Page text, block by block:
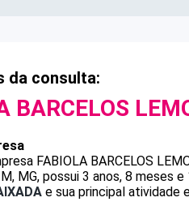
da consulta:
BARCELOS
FABIOLA BARCELOS
MG, possui 3 anos, 8 meses
e sua principal atividade